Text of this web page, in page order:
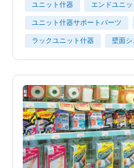
ユニット什器 エンドユニ
ユニット什器サポートパーツ
ラックユニット什器 壁面シ